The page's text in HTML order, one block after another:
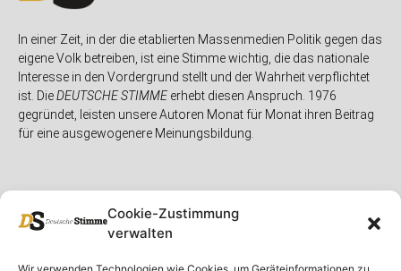
Cookie-Zustimmung
verwalten
In einer Zeit, in der die etablierten Massenmedien Politik gegen das
eigene Volk betreiben, ist eine Stimme wichtig, die das nationale
Interesse in den Vordergrund stellt und der Wahrheit verpflichtet
ist. DieDEUTSCHE STIMMEerhebt diesen Anspruch. 1976
gegründet, leisten unsere Autoren Monat für Monat ihren Beitrag
für eine ausgewogenere Meinungsbildung.
Unser MagazinRubriken Rechtliches